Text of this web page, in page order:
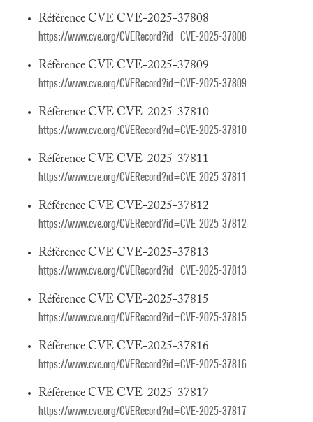
Référence CVE CVE-2025-37808
https://www.cve.org/CVERecord?id=CVE-2025-37808
Référence CVE CVE-2025-37809
https://www.cve.org/CVERecord?id=CVE-2025-37809
Référence CVE CVE-2025-37810
https://www.cve.org/CVERecord?id=CVE-2025-37810
Référence CVE CVE-2025-37811
https://www.cve.org/CVERecord?id=CVE-2025-37811
Référence CVE CVE-2025-37812
https://www.cve.org/CVERecord?id=CVE-2025-37812
Référence CVE CVE-2025-37813
https://www.cve.org/CVERecord?id=CVE-2025-37813
Référence CVE CVE-2025-37815
https://www.cve.org/CVERecord?id=CVE-2025-37815
Référence CVE CVE-2025-37816
https://www.cve.org/CVERecord?id=CVE-2025-37816
Référence CVE CVE-2025-37817
https://www.cve.org/CVERecord?id=CVE-2025-37817